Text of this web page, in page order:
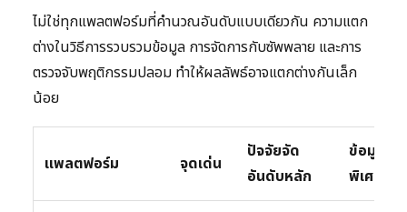
ไม่ใช่ทุกแพลตฟอร์มที่คำนวณอันดับแบบเดียวกัน ความแตก
ต่างในวิธีการรวบรวมข้อมูล การจัดการกับซัพพลาย และการ
ตรวจจับพฤติกรรมปลอม ทำให้ผลลัพธ์อาจแตกต่างกันเล็ก
น้อย
แพลตฟอร์ม จุดเด่น
ปัจจัยจัด
อันดับหลัก
ข้อมูล
พิเศษ